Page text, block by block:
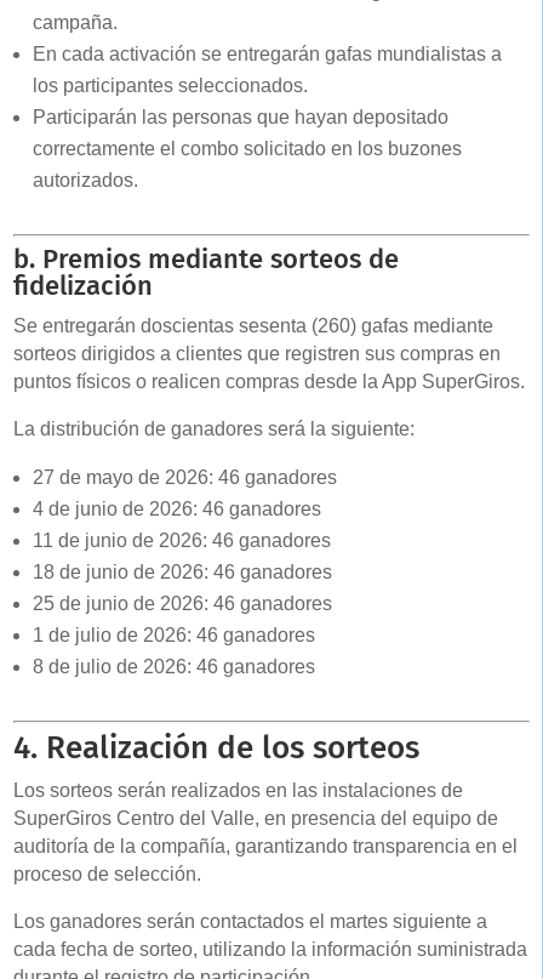
campaña.
En cada activación se entregarán gafas mundialistas a
los participantes seleccionados.
Participarán las personas que hayan depositado
correctamente el combo solicitado en los buzones
autorizados.
b. Premios mediante sorteos de
fidelización
Se entregarán doscientas sesenta (260) gafas mediante
sorteos dirigidos a clientes que registren sus compras en
puntos físicos o realicen compras desde la App SuperGiros.
La distribución de ganadores será la siguiente:
27 de mayo de 2026: 46 ganadores
4 de junio de 2026: 46 ganadores
11 de junio de 2026: 46 ganadores
18 de junio de 2026: 46 ganadores
25 de junio de 2026: 46 ganadores
1 de julio de 2026: 46 ganadores
8 de julio de 2026: 46 ganadores
4. Realización de los sorteos
Los sorteos serán realizados en las instalaciones de
SuperGiros Centro del Valle, en presencia del equipo de
auditoría de la compañía, garantizando transparencia en el
proceso de selección.
Los ganadores serán contactados el martes siguiente a
cada fecha de sorteo, utilizando la información suministrada